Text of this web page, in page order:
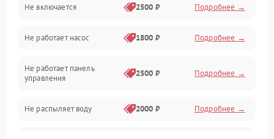
Нагрев
Вода
Гигиена
Программное обеспечение
Не включается 2500 ₽ Подробнее →
Не работает насос 1800 ₽ Подробнее →
Не работает панель
управления
2500 ₽ Подробнее →
Не распыляет воду 2000 ₽ Подробнее →